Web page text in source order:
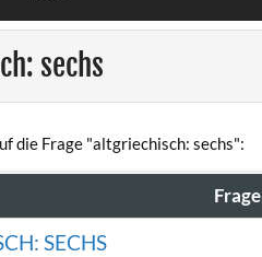
sechs
die Frage "altgriechisch: sechs":
Frage
SECHS